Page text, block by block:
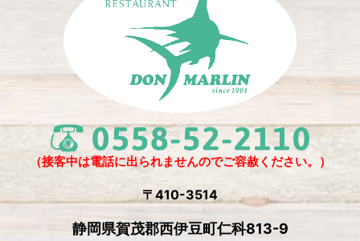
（接客中は電話に出られませんのでご容赦ください。）
〒410-3514
静岡県賀茂郡西伊豆町仁科813-9